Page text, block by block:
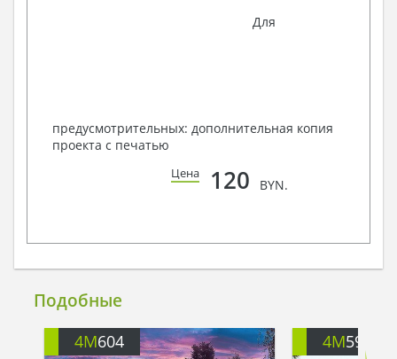
Для
предусмотрительных: дополнительная копия
проекта с печатью
Цена 120 BYN.
Подобные
4M604 4M598